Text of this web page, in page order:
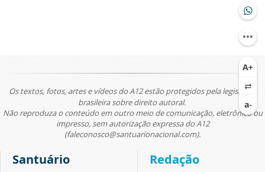
Os textos, fotos, artes e vídeos do A12 estão protegidos pela legislação
brasileira sobre direito autoral.
Não reproduza o conteúdo em outro meio de comunicação, eletrônico ou
impresso, sem autorização expressa do A12
(faleconosco@santuarionacional.com).
Santuário Redação